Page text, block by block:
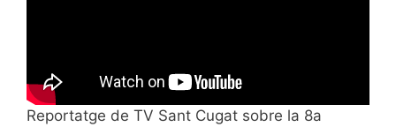
Reportatge de TV Sant Cugat sobre la 8a